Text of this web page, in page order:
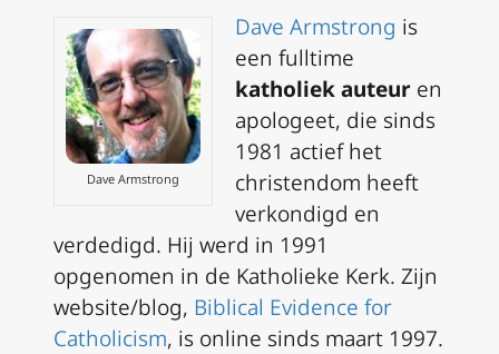
Dave Armstrong
Dave Armstrong is
een fulltime
katholiek auteur en
apologeet, die sinds
1981 actief het
christendom heeft
verkondigd en
verdedigd. Hij werd in 1991
opgenomen in de Katholieke Kerk. Zijn
website/blog, Biblical Evidence for
Catholicism, is online sinds maart 1997.